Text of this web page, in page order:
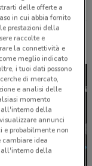
EurekaKids
delle offerte a
in cui abbia fornito
prestazioni della
raccolte e
la connettività e
meglio indicato
i tuoi dati possono
di mercato,
e analisi delle
momento
all'interno della
annunci
probabilmente non
cambiare idea
all'interno della